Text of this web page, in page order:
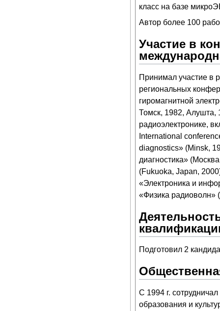
класс на базе
Автор более 100
Участие в
Принимал участие в
региональных
гиромагнитной
Томск, 1982,
радиоэлектронике,
International
diagnostics» (Minsk,
диагностика»
(Fukuoka, Japan,
«Электроника и
«Физика радиоволн»
Подготовил 2
С 1994 г.
образования и